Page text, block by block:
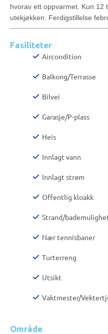
hvorav ett oppvarmet. Kun 12
utekjøkken. Ferdigstillelse
Fasiliteter
Aircondition
Balkong/Terrasse
Bilvei
Garasje/P-plass
Heis
Innlagt vann
Innlagt strøm
Offentlig kloakk
Strand/
Nær tennisbaner
Turterreng
Utsikt
Vaktmester/
Område